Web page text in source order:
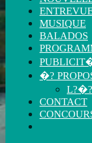
MUSIQUE
BALADOS
�?
CONTACT